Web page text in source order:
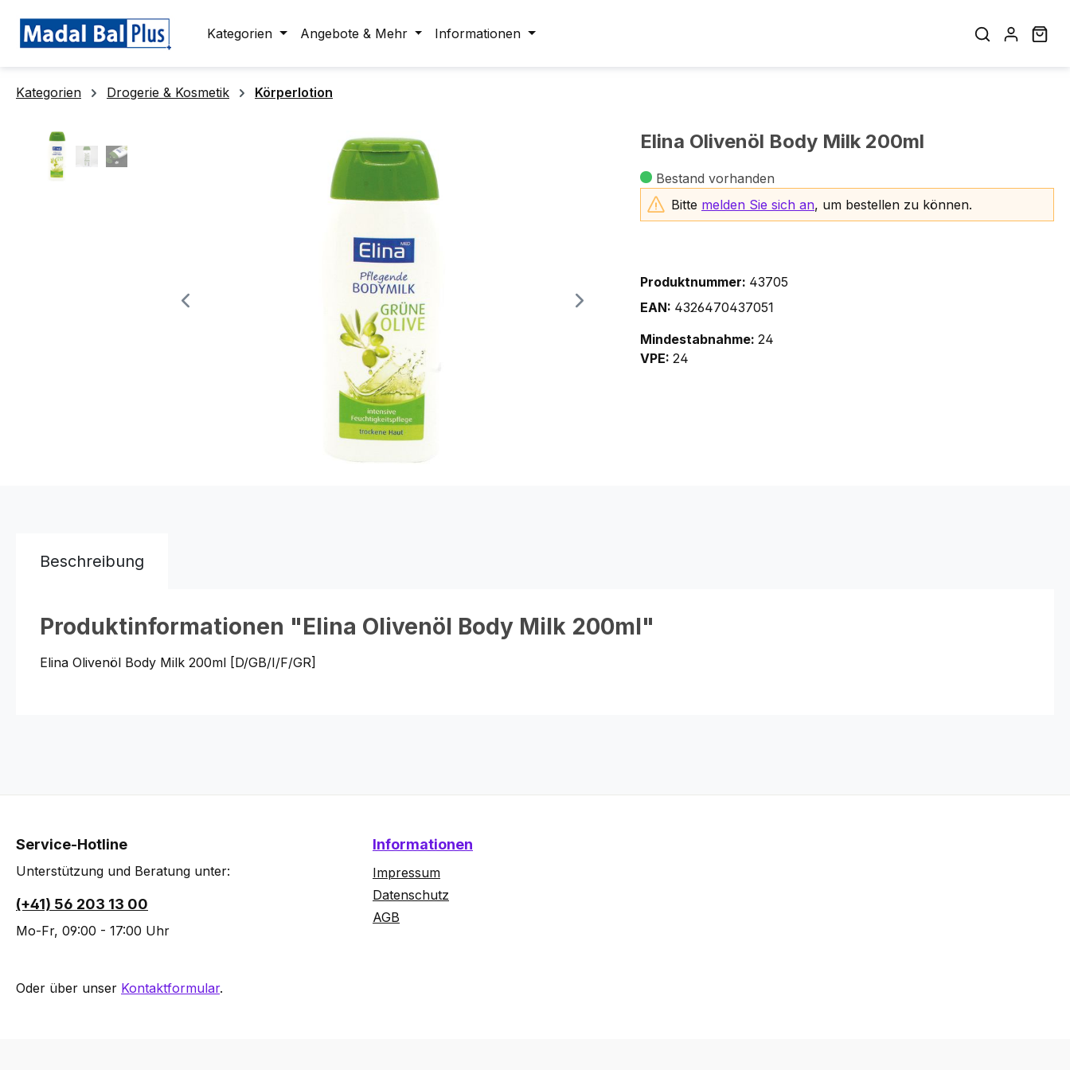
Zur Hauptnavigation springen
Kategorien
Angebote & Mehr Informationen
Kategorien Drogerie & Kosmetik Körperlotion
Bildergalerie überspringen Elina Olivenöl Body Milk 200ml
Bestand vorhanden
Bitte melden Sie sich an, um bestellen zu können.
Produktnummer: 43705
EAN: 4326470437051
Mindestabnahme: 24
VPE: 24
Beschreibung
Produktinformationen "Elina Olivenöl Body Milk 200ml"
Elina Olivenöl Body Milk 200ml [D/GB/I/F/GR]
Service-Hotline
Unterstützung und Beratung unter:
(+41) 56 203 13 00
Mo-Fr, 09:00 - 17:00 Uhr
Oder über unser Kontaktformular.
Informationen
Impressum
Datenschutz
AGB